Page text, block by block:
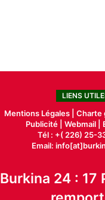
LIENS
Mentions Légales | Charte
Publicité |Webmail |
Tél : +( 226) 25-
Email:
Burkina 24 : 17